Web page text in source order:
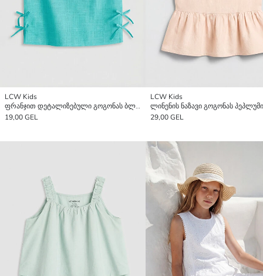
LCW Kids
ფრანჯით დეტალიზებული გოგონას ბლუზი
19,00 GEL
LCW Kids
29,00 GEL